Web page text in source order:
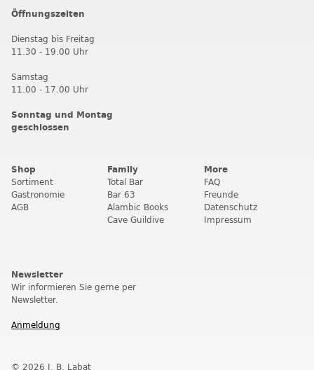
Öffnungszeiten
Dienstag bis Freitag
11.30 - 19.00 Uhr
Samstag
11.00 - 17.00 Uhr
Sonntag und Montag
geschlossen
Shop
Sortiment
Gastronomie
AGB
Family
Total Bar
Bar 63
Alambic Books
Cave Guildive
More
FAQ
Freunde
Datenschutz
Impressum
Newsletter
Wir informieren Sie gerne per
Newsletter.
Anmeldung
© 2026 J. B. Labat